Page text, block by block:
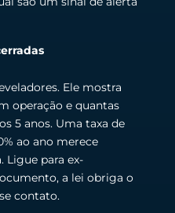
Ele mostra
operação e quantas
5 anos. Uma taxa de
ao ano merece
Ligue para ex-
a lei obriga o
contato.